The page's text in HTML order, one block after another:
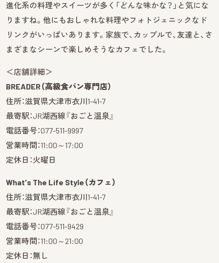
進化系の料理やスイーツが多く「どんな味かな？」と気にな
りますね。他にもおしゃれな料理やフォトジェニックなド
リンクがいっぱいあります。家族で、カップルで、友達と、さ
まざまなシーンで楽しめそうなカフェでした。
＜店舗詳細＞
BREADER（高級食パン専門店）
住所：滋賀県大津市衣川1-41-7
最寄駅：JR湖西線『おごと温泉』
電話番号：077-511-9997
営業時間：11:00～17:00
定休日：火曜日
What's The Life Style（カフェ）
住所：滋賀県大津市衣川1-41-7
最寄駅：JR湖西線『おごと温泉』
電話番号：077-511-9429
営業時間：11:00～21:00
定休日：無し